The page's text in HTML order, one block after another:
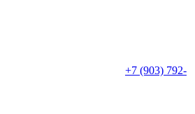
+7 (903) 792-